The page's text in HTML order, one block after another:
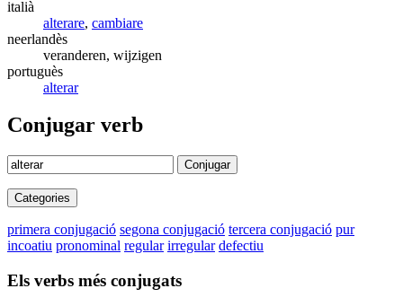
italià
alterare, cambiare
neerlandès
veranderen, wijzigen
portuguès
alterar
Conjugar verb
Conjugar
Categories
primera conjugació segona conjugació tercera conjugació pur
incoatiu pronominal regular irregular defectiu
Els verbs més conjugats